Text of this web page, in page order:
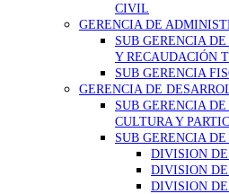
CIVIL
GERENCIA DE
SUB GERENCIA
Y RECAUDACIÓN
SUB GERENCIA
GERENCIA DE
SUB GERENCIA
CULTURA Y
SUB GERENCIA
DIVISION
DIVISION
DIVISION